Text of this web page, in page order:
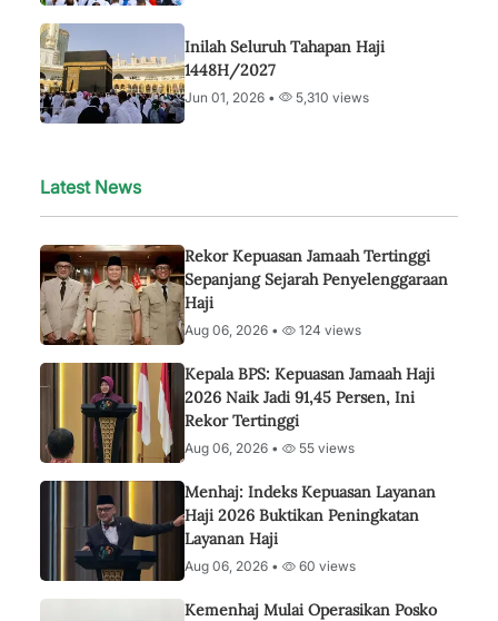
Inilah Seluruh Tahapan Haji
1448H/2027
Jun 01, 2026 • 5,310 views
Latest News
Rekor Kepuasan Jamaah Tertinggi
Sepanjang Sejarah Penyelenggaraan
Haji
Aug 06, 2026 • 124 views
Kepala BPS: Kepuasan Jamaah Haji
2026 Naik Jadi 91,45 Persen, Ini
Rekor Tertinggi
Aug 06, 2026 • 55 views
Menhaj: Indeks Kepuasan Layanan
Haji 2026 Buktikan Peningkatan
Layanan Haji
Aug 06, 2026 • 60 views
Kemenhaj Mulai Operasikan Posko